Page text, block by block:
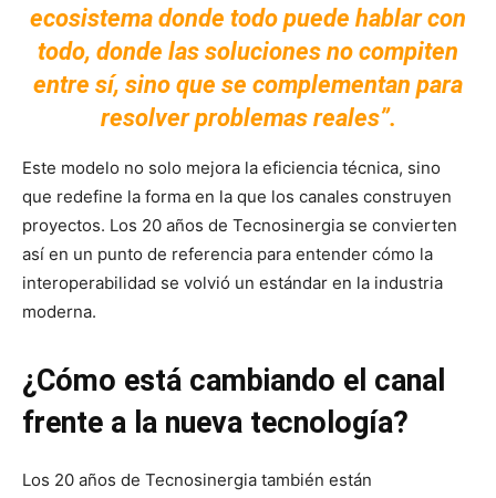
ecosistema donde todo puede hablar con
todo, donde las soluciones no compiten
entre sí, sino que se complementan para
resolver problemas reales”.
Este modelo no solo mejora la eficiencia técnica, sino
que redefine la forma en la que los canales construyen
proyectos. Los 20 años de Tecnosinergia se convierten
así en un punto de referencia para entender cómo la
interoperabilidad se volvió un estándar en la industria
moderna.
¿Cómo está cambiando el canal
frente a la nueva tecnología?
Los 20 años de Tecnosinergia también están